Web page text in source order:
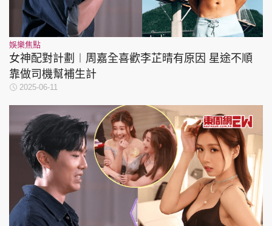
娛樂焦點
女神配對計劃︱周嘉全喜歡李芷晴有原因 星途不順
靠做司機幫補生計
2025-06-11